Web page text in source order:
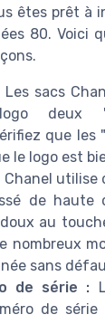
êtes prêt à
80. Voici
Les sacs
deux
que les
le logo est
Chanel utilise
de haute
au
nombreux
sans
de série :
de